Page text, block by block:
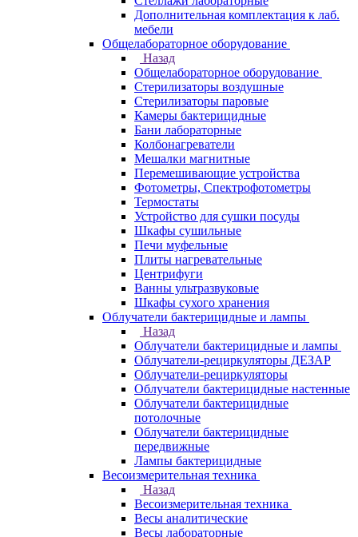
Дополнительная комплектация к лаб.
мебели
Общелабораторное оборудование
Назад
Общелабораторное оборудование
Стерилизаторы воздушные
Стерилизаторы паровые
Камеры бактерицидные
Бани лабораторные
Колбонагреватели
Мешалки магнитные
Перемешивающие устройства
Фотометры, Спектрофотометры
Термостаты
Устройство для сушки посуды
Шкафы сушильные
Печи муфельные
Плиты нагревательные
Центрифуги
Ванны ультразвуковые
Шкафы сухого хранения
Облучатели бактерицидные и лампы
Назад
Облучатели бактерицидные и лампы
Облучатели-рециркуляторы ДЕЗАР
Облучатели-рециркуляторы
Облучатели бактерицидные настенные
Облучатели бактерицидные
потолочные
Облучатели бактерицидные
передвижные
Лампы бактерицидные
Весоизмерительная техника
Назад
Весоизмерительная техника
Весы аналитические
Весы лабораторные